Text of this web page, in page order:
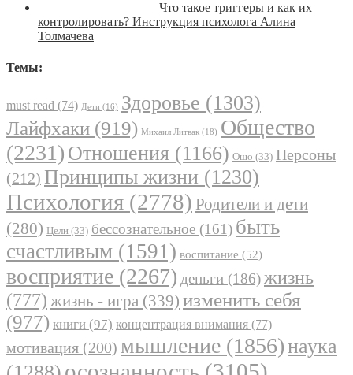
Что такое триггеры и как их
контролировать? Инструкция психолога Алина
Толмачева
Темы:
must read (74) Дети (16) Здоровье (1303)
Лайфхаки (919) Михаил Литвак (18) Общество
(2231) Отношения (1166) Ошо (33) Персоны
(212) Принципы жизни (1230)
Психология (2778) Родители и дети
(280) Цели (33) бессознательное (161) быть
счастливым (1591) воспитание (52)
восприятие (2267) деньги (186)жизнь
(777) жизнь - игра (339) изменить себя
(977) книги (97) концентрация внимания (77)
мотивация (200) мышление (1856)наука